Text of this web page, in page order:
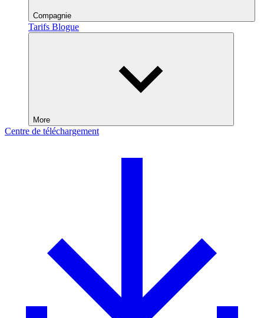
Compagnie
Tarifs Blogue
More
Centre de téléchargement